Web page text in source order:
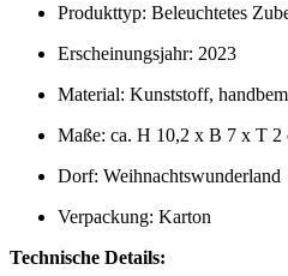
Produkttyp: Beleuchtetes
Erscheinungsjahr: 2023
Material: Kunststoff,
Maße: ca. H 10,2 x B 7 x T 2
Dorf: Weihnachtswunderland
Verpackung: Karton
Technische Details: